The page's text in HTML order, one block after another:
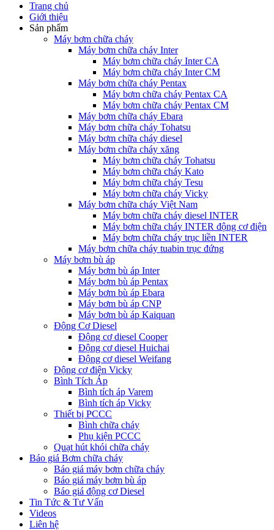
Trang chủ
Giới thiệu
Sản phẩm
Máy bơm chữa cháy
Máy bơm chữa cháy Inter
Máy bơm chữa cháy Inter CA
Máy bơm chữa cháy Inter CM
Máy bơm chữa cháy Pentax
Máy bơm chữa cháy Pentax CA
Máy bơm chữa cháy Pentax CM
Máy bơm chữa cháy Ebara
Máy bơm chữa cháy Tohatsu
Máy bơm chữa cháy diesel
Máy bơm chữa cháy xăng
Máy bơm chữa cháy Tohatsu
Máy bơm chữa cháy Kato
Máy bơm chữa cháy Tesu
Máy bơm chữa cháy Vicky
Máy bơm chữa cháy Việt Nam
Máy bơm chữa cháy diesel INTER
Máy bơm chữa cháy INTER động cơ điện
Máy bơm chữa cháy trục liền INTER
Máy bơm chữa cháy tuabin trục đứng
Máy bơm bù áp
Máy bơm bù áp Inter
Máy bơm bù áp Pentax
Máy bơm bù áp Ebara
Máy bơm bù áp CNP
Máy bơm bù áp Kaiquan
Động Cơ Diesel
Động cơ diesel Cooper
Động cơ diesel Huichai
Động cơ diesel Weifang
Động cơ điện Vicky
Bình Tích Áp
Bình tích áp Varem
Bình tích áp Vicky
Thiết bị PCCC
Bình chữa cháy
Phụ kiện PCCC
Quạt hút khói chữa cháy
Báo giá Bơm chữa cháy
Báo giá máy bơm chữa cháy
Báo giá máy bơm bù áp
Báo giá động cơ Diesel
Tin Tức & Tư Vấn
Videos
Liên hệ